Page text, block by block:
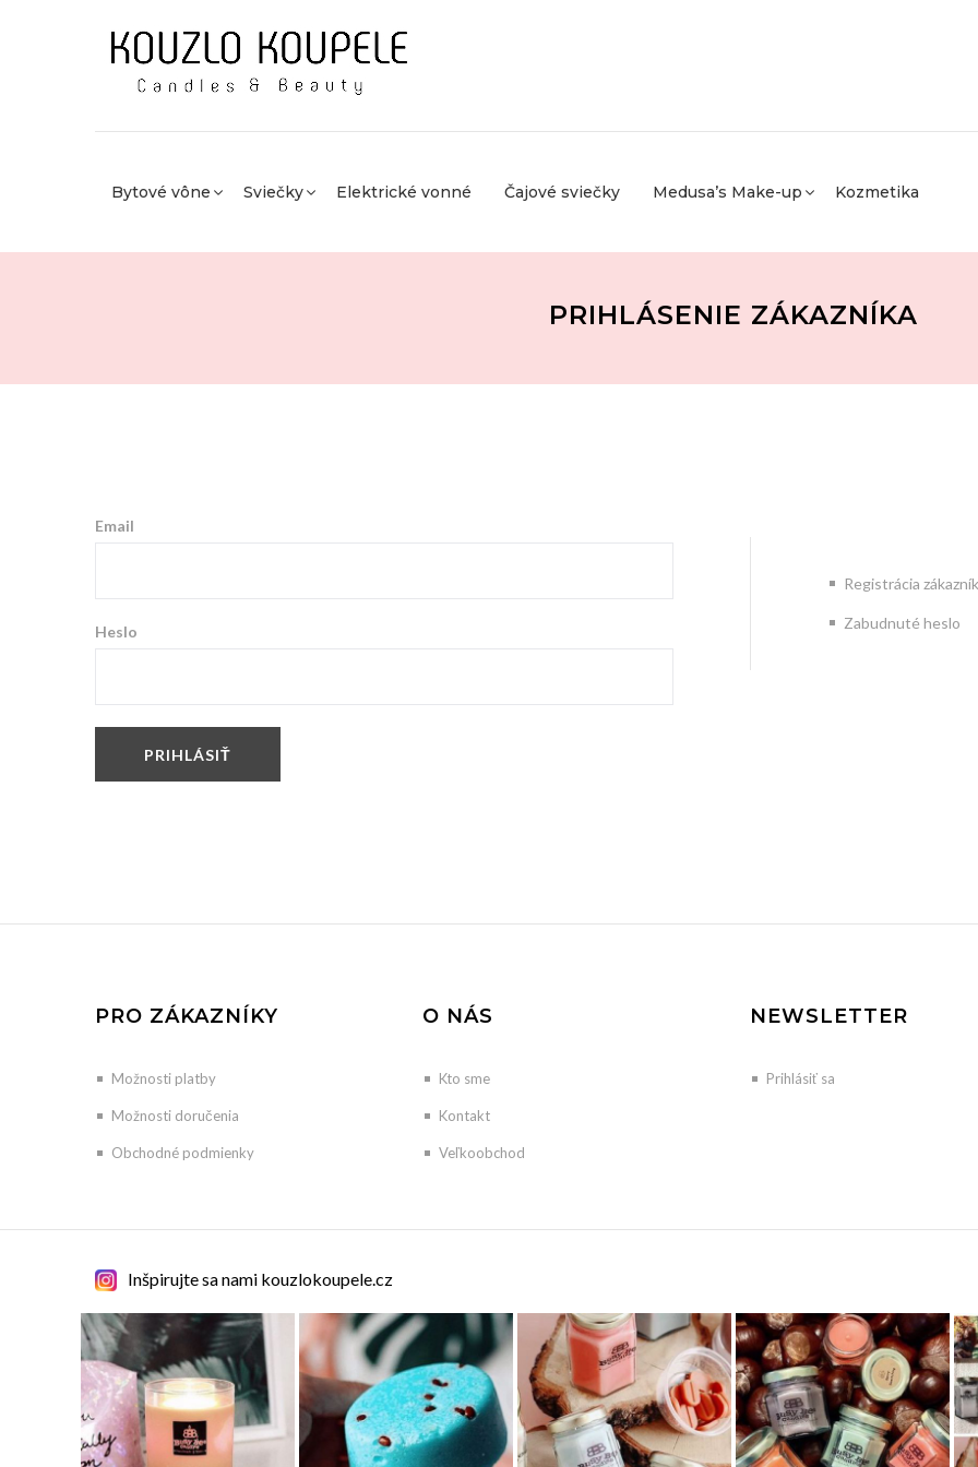
Bytové vône Sviečky Elektrické vonné Čajové sviečky Medusa’s Make-up Kozmetika
PRIHLÁSENIE ZÁKAZNÍKA
Email
Heslo
Registrácia
Zabudnuté heslo
PRO ZÁKAZNÍKY
Možnosti platby
Možnosti doručenia
Obchodné podmienky
O NÁS
Kto sme
Kontakt
Veľkoobchod
NEWSLETTER
Prihlásiť sa
Inšpirujte sa nami kouzlokoupele.cz